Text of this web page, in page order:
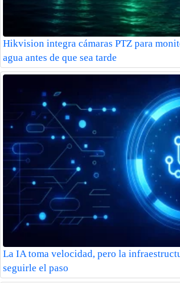
Hikvision integra cámaras PTZ para
agua antes de que sea tarde
La IA toma velocidad, pero la
seguirle el paso